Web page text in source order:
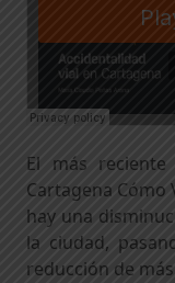
El más
Cartagena Cómo
hay una
la ciudad,
reducción de